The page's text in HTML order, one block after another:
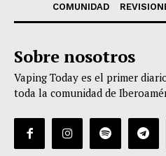
COMUNIDAD
Sobre nosotros
Vaping Today es el primer
toda la comunidad de